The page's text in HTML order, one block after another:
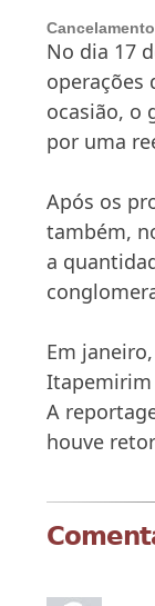
No dia 17
operações
ocasião, o
por uma
Após os
também,
a
Em
Itapemirim
A
houve